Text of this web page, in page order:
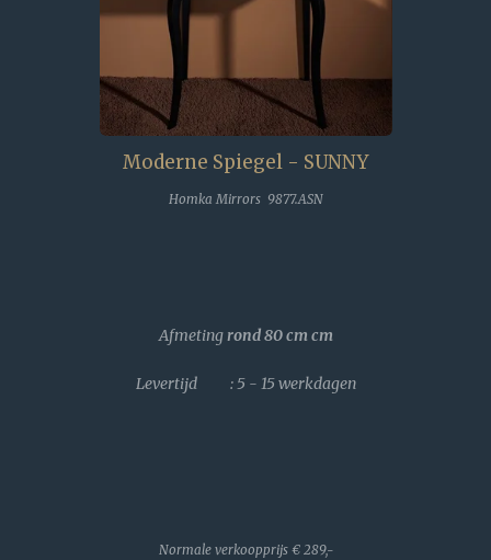
Moderne Spiegel - SUNNY
Homka Mirrors 9877.ASN
Afmetingrond 80 cm cm
Levertijd : 5 - 15 werkdagen
Normale verkoopprijs € 289,-